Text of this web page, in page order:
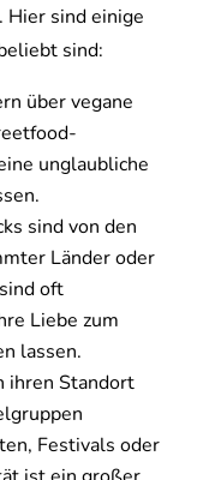
Hier sind einige
sind:
über vegane
unglaubliche
sind von den
Länder oder
oft
Liebe zum
lassen.
ihren Standort
Festivals oder